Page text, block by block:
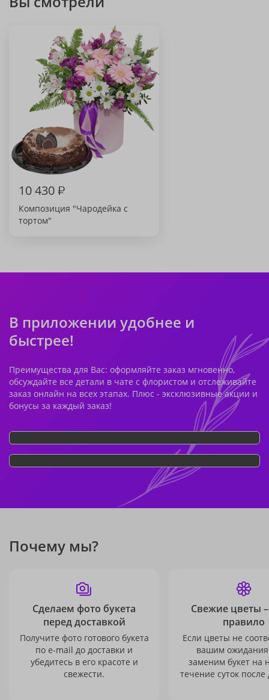
10 430₽
Композиция "Чародейка с
тортом"
В приложении удобнее и
быстрее!
Преимущества для Вас: оформляйте заказ мгновенно,
обсуждайте все детали в чате с флористом и отслеживайте
заказ онлайн на всех этапах. Плюс - эксклюзивные акции и
бонусы за каждый заказ!
Почему мы?
Сделаем фото букета
перед доставкой
Получите фото готового букета
по e-mail до доставки и
убедитесь в его красоте и
свежести.
Свежие цветы
правило
Если цветы не
вашим
заменим букет на
течение суток после